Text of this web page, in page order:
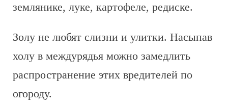
землянике, луке, картофеле, редиске.
Золу не любят слизни и улитки. Насыпав
холу в междурядья можно замедлить
распространение этих вредителей по
огороду.